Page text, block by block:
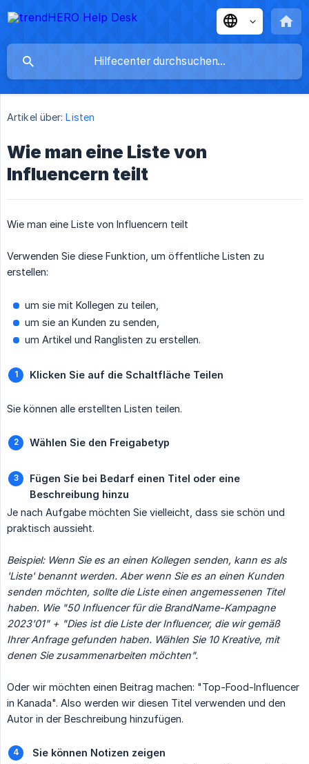
Artikel über: Listen
Wie man eine Liste von
Influencern teilt
Wie man eine Liste von Influencern teilt
Verwenden Sie diese Funktion, um öffentliche Listen zu
erstellen:
um sie mit Kollegen zu teilen,
um sie an Kunden zu senden,
um Artikel und Ranglisten zu erstellen.
Klicken Sie auf die Schaltfläche Teilen
Sie können alle erstellten Listen teilen.
Wählen Sie den Freigabetyp
Fügen Sie bei Bedarf einen Titel oder eine
Beschreibung hinzu
Je nach Aufgabe möchten Sie vielleicht, dass sie schön und
praktisch aussieht.
Beispiel: Wenn Sie es an einen Kollegen senden, kann es als
'Liste' benannt werden. Aber wenn Sie es an einen Kunden
senden möchten, sollte die Liste einen angemessenen Titel
haben. Wie "50 Influencer für die BrandName-Kampagne
2023'01" + "Dies ist die Liste der Influencer, die wir gemäß
Ihrer Anfrage gefunden haben. Wählen Sie 10 Kreative, mit
denen Sie zusammenarbeiten möchten".
Oder wir möchten einen Beitrag machen: "Top-Food-Influencer
in Kanada". Also werden wir diesen Titel verwenden und den
Autor in der Beschreibung hinzufügen.
Sie können Notizen zeigen